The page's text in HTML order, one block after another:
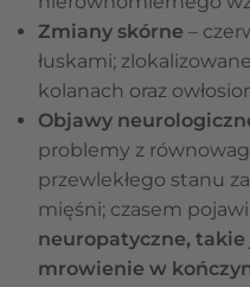
Zmiany skórne –
łuskami;
kolanach oraz
Objawy
problemy z
przewlekłego stanu
mięśni; czasem
neuropatyczne,
mrowienie w